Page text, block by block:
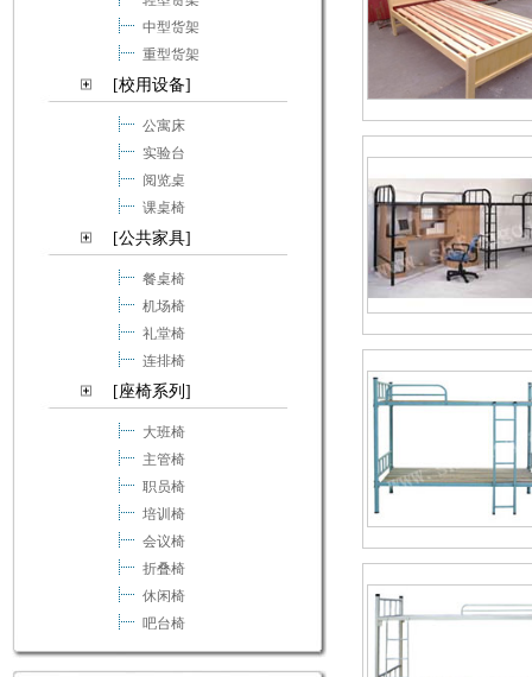
中型货架
重型货架
[校用设备]
公寓床
实验台
阅览桌
课桌椅
[公共家具]
餐桌椅
机场椅
礼堂椅
连排椅
[座椅系列]
大班椅
主管椅
职员椅
培训椅
会议椅
折叠椅
休闲椅
吧台椅